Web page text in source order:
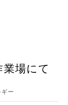
場にて
ー